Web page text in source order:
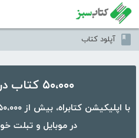
آپلود کتاب
۵۰،۰۰۰ کتاب در موبایل شما
در موبایل و تبلت